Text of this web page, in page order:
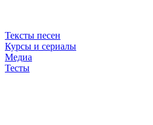
Тексты песен
Курсы и сериалы
Медиа
Тесты